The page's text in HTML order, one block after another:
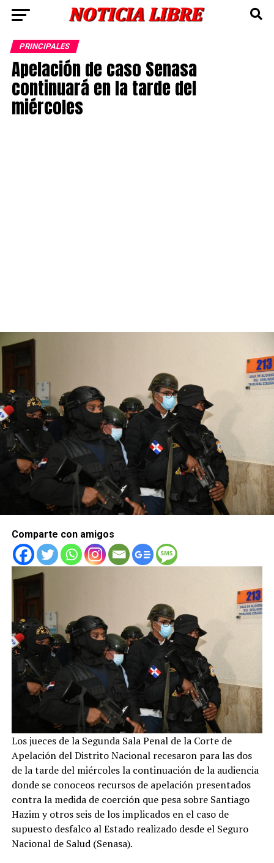
PRINCIPALES
Apelación de caso Senasa
continuará en la tarde del
miércoles
Comparte con amigos
Los jueces de la Segunda Sala Penal de la Corte de
Apelación del Distrito Nacional recesaron para las dos
de la tarde del miércoles la continuación de la audiencia
donde se conoceos recursos de apelación presentados
contra la medida de coerción que pesa sobre Santiago
Hazim y otros seis de los implicados en el caso de
supuesto desfalco al Estado realizado desde el Seguro
Nacional de Salud (Senasa).